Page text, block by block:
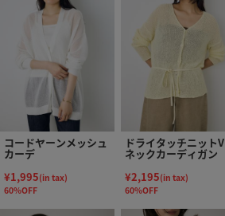
コードヤーンメッシュ
カーデ
¥1,995(in tax)
60%OFF
ドライタッチニットV
ネックカーディガン
¥2,195(in tax)
60%OFF